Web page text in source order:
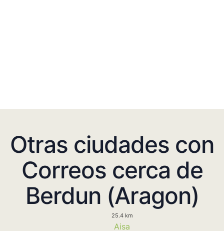
Otras ciudades con
Correos cerca de
Berdun (Aragon)
25.4 km
Aisa